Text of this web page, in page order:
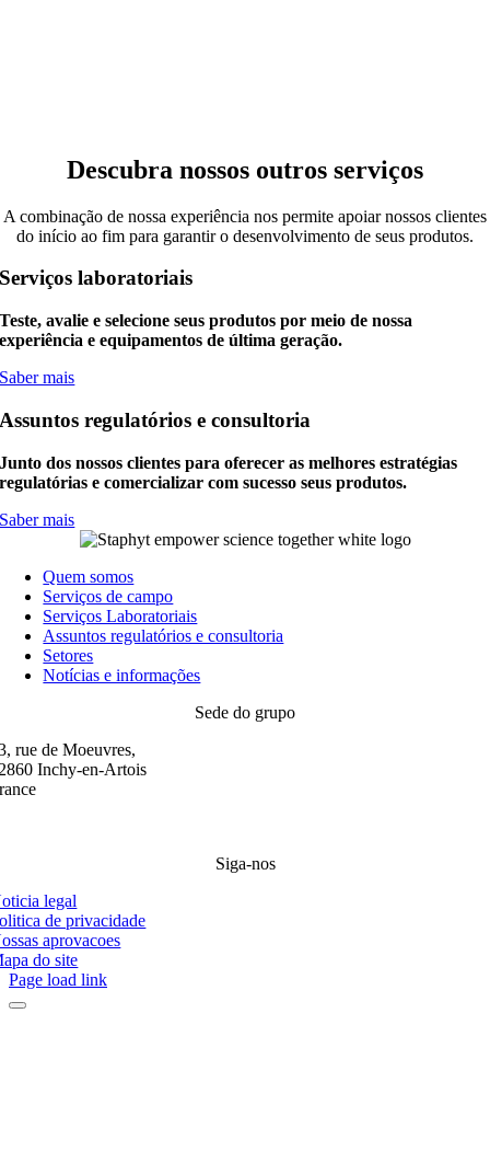
Descubra nossos outros serviços
A combinação de nossa experiência nos permite apoiar nossos clientes
do início ao fim para garantir o desenvolvimento de seus produtos.
Serviços laboratoriais
Teste, avalie e selecione seus produtos por meio de nossa
experiência e equipamentos de última geração.
Saber mais
Assuntos regulatórios e consultoria
Junto dos nossos clientes para oferecer as melhores estratégias
regulatórias e comercializar com sucesso seus produtos.
Saber mais
Quem somos
Serviços de campo
Serviços Laboratoriais
Assuntos regulatórios e consultoria
Setores
Notícias e informações
Sede do grupo
rue de Moeuvres,
Inchy-en-Artois
Siga-nos
legal
de privacidade
aprovacoes
do site
Page load link